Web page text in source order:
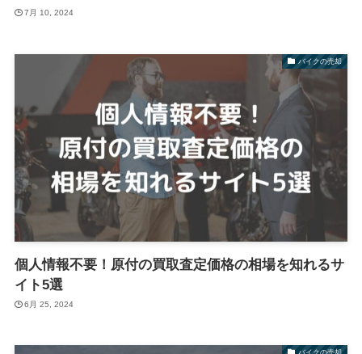
7月 10, 2024
バイクの売却
個人情報不要！原付の買取査定価格の相場を知れるサ
イト5選
6月 25, 2024
バイクの売却